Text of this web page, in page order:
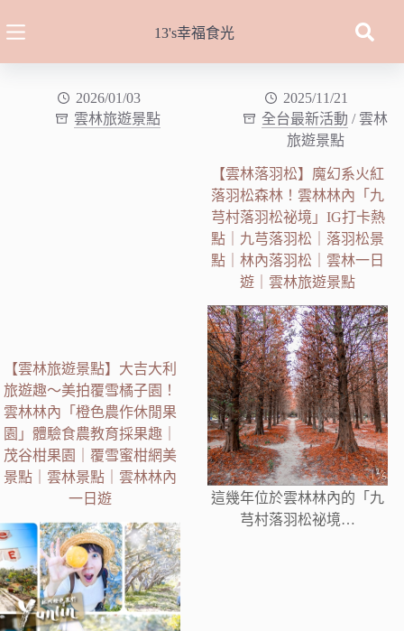
至
13's幸福食光
2026/01/03
雲林旅遊景點
【雲林旅遊景點】大吉大利
旅遊趣～美拍覆雪橘子園！
雲林林內「橙色農作休閒果
園」體驗食農教育採果趣｜
茂谷柑果園｜覆雪蜜柑網美
景點｜雲林景點｜雲林林內
一日遊
2025/11/21
全台最新活動 / 雲林
旅遊景點
【雲林落羽松】魔幻系火紅
落羽松森林！雲林林內「九
芎村落羽松祕境」IG打卡熱
點｜九芎落羽松｜落羽松景
點｜林內落羽松｜雲林一日
遊｜雲林旅遊景點
這幾年位於雲林林內的「九
芎村落羽松祕境…